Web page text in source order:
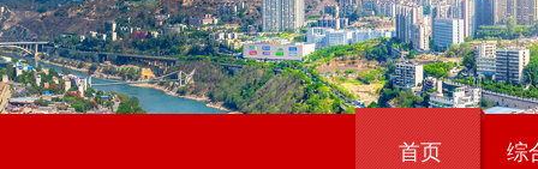
首页 综